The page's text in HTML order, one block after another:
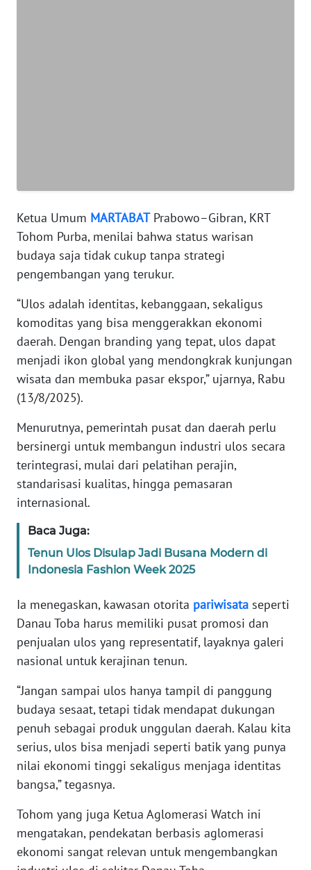
Ketua Umum MARTABATPrabowo–Gibran, KRT
Tohom Purba, menilai bahwa status warisan
budaya saja tidak cukup tanpa strategi
pengembangan yang terukur.
“Ulos adalah identitas, kebanggaan, sekaligus
komoditas yang bisa menggerakkan ekonomi
daerah. Dengan branding yang tepat, ulos dapat
menjadi ikon global yang mendongkrak kunjungan
wisata dan membuka pasar ekspor,” ujarnya, Rabu
(13/8/2025).
Menurutnya, pemerintah pusat dan daerah perlu
bersinergi untuk membangun industri ulos secara
terintegrasi, mulai dari pelatihan perajin,
standarisasi kualitas, hingga pemasaran
internasional.
Baca Juga:
Tenun Ulos Disulap Jadi Busana Modern di
Indonesia Fashion Week 2025
Ia menegaskan, kawasan otorita pariwisata seperti
Danau Toba harus memiliki pusat promosi dan
penjualan ulos yang representatif, layaknya galeri
nasional untuk kerajinan tenun.
“Jangan sampai ulos hanya tampil di panggung
budaya sesaat, tetapi tidak mendapat dukungan
penuh sebagai produk unggulan daerah. Kalau kita
serius, ulos bisa menjadi seperti batik yang punya
nilai ekonomi tinggi sekaligus menjaga identitas
bangsa,” tegasnya.
Tohom yang juga Ketua Aglomerasi Watch ini
mengatakan, pendekatan berbasis aglomerasi
ekonomi sangat relevan untuk mengembangkan
WN
WN
PAPUA
BARAT
WN
RIAU
WN
SERAMBI
JAMBI
WN
SULTRA
NTB
WN
WN
WN
SUMBAR
WN
SUMSEL
WN
BENGKULU